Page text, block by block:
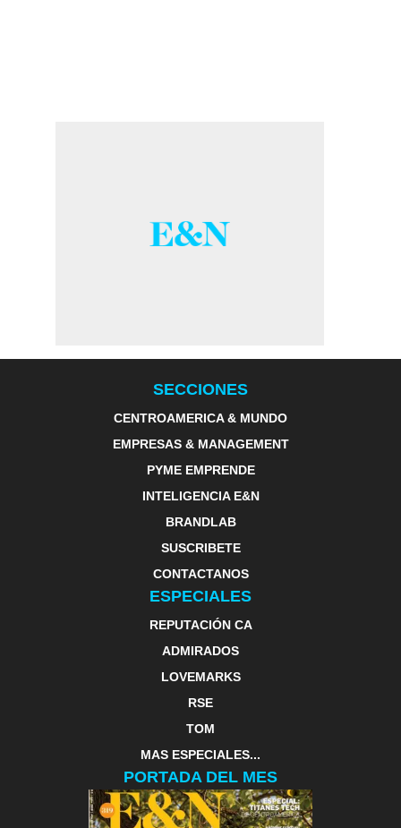
SECCIONES
CENTROAMERICA & MUNDO
EMPRESAS & MANAGEMENT
PYME EMPRENDE
INTELIGENCIA E&N
BRANDLAB
SUSCRIBETE
CONTACTANOS
ESPECIALES
REPUTACIÓN CA
ADMIRADOS
LOVEMARKS
RSE
TOM
MAS ESPECIALES...
PORTADA DEL MES